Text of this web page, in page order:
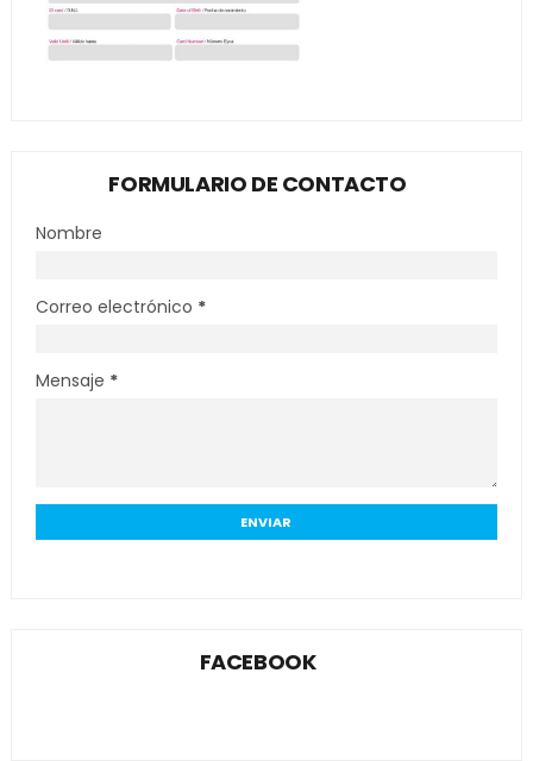
FORMULARIO DE CONTACTO
Nombre
Correo electrónico *
Mensaje *
FACEBOOK